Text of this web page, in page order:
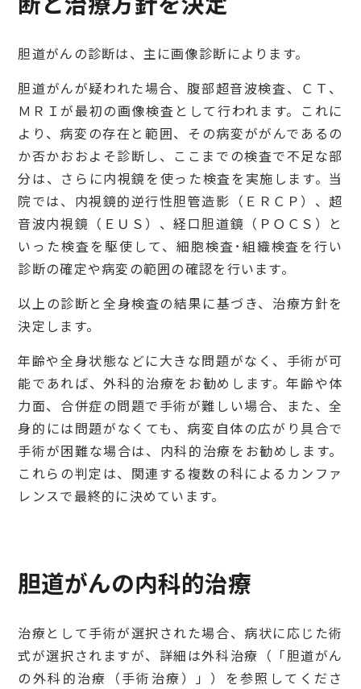
胆道がんの診断は、主に画像診断によります。
胆道がんが疑われた場合、腹部超音波検査、ＣＴ、
ＭＲＩが最初の画像検査として行われます。これに
より、病変の存在と範囲、その病変ががんであるの
か否かおおよそ診断し、ここまでの検査で不足な部
分は、さらに内視鏡を使った検査を実施します。当
院では、内視鏡的逆行性胆管造影（ＥＲＣＰ）、超
音波内視鏡（ＥＵＳ）、経口胆道鏡（ＰＯＣＳ）と
いった検査を駆使して、細胞検査･組織検査を行い
診断の確定や病変の範囲の確認を行います。
以上の診断と全身検査の結果に基づき、治療方針を
決定します。
年齢や全身状態などに大きな問題がなく、手術が可
能であれば、外科的治療をお勧めします。年齢や体
力面、合併症の問題で手術が難しい場合、また、全
身的には問題がなくても、病変自体の広がり具合で
手術が困難な場合は、内科的治療をお勧めします。
これらの判定は、関連する複数の科によるカンファ
レンスで最終的に決めています。
胆道がんの内科的治療
治療として手術が選択された場合、病状に応じた術
式が選択されますが、詳細は外科治療（「胆道がん
の外科的治療（手術治療）」）を参照してくださ